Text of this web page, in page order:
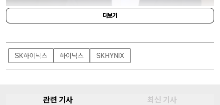
YONHAP NEWS
더보기
SK하이닉스 하이닉스 SKHYNIX
관련 기사 최신 기사